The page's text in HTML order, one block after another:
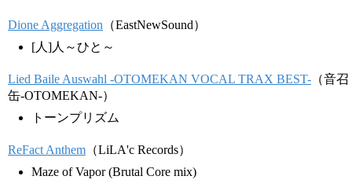
Dione Aggregation （EastNewSound）
[人]人～ひと～
Lied Baile Auswahl -OTOMEKAN VOCAL TRAX BEST- （音召
缶-OTOMEKAN-）
トーンプリズム
ReFact Anthem （LiLA'c Records）
Maze of Vapor (Brutal Core mix)